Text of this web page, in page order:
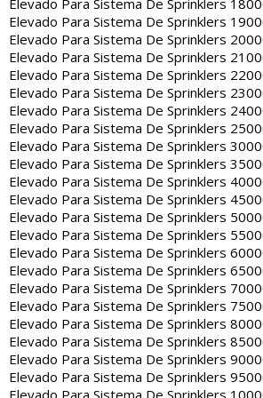
Elevado Para Sistema De Sprinklers
Elevado Para Sistema De Sprinklers
Elevado Para Sistema De Sprinklers
Elevado Para Sistema De Sprinklers
Elevado Para Sistema De Sprinklers
Elevado Para Sistema De Sprinklers
Elevado Para Sistema De Sprinklers
Elevado Para Sistema De Sprinklers
Elevado Para Sistema De Sprinklers
Elevado Para Sistema De Sprinklers
Elevado Para Sistema De Sprinklers
Elevado Para Sistema De Sprinklers
Elevado Para Sistema De Sprinklers
Elevado Para Sistema De Sprinklers
Elevado Para Sistema De Sprinklers
Elevado Para Sistema De Sprinklers
Elevado Para Sistema De Sprinklers
Elevado Para Sistema De Sprinklers
Elevado Para Sistema De Sprinklers
Elevado Para Sistema De Sprinklers
Elevado Para Sistema De Sprinklers
Elevado Para Sistema De Sprinklers